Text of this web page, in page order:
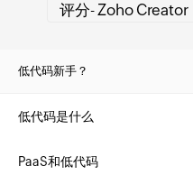
低代码新手？
低代码是什么
PaaS和低代码